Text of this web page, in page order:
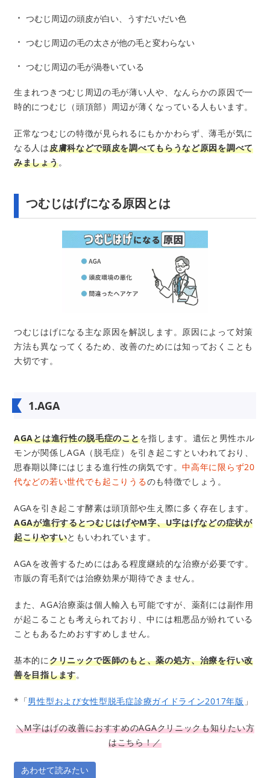
つむじ周辺の頭皮が白い、うすだいだい色
つむじ周辺の毛の太さが他の毛と変わらない
つむじ周辺の毛が渦巻いている
生まれつきつむじ周辺の毛が薄い人や、なんらかの原因で一
時的につむじ（頭頂部）周辺が薄くなっている人もいます。
正常なつむじの特徴が見られるにもかかわらず、薄毛が気に
なる人は皮膚科などで頭皮を調べてもらうなど原因を調べて
みましょう。
つむじはげになる原因とは
つむじはげになる主な原因を解説します。原因によって対策
方法も異なってくるため、改善のためには知っておくことも
大切です。
1.AGA
AGAとは進行性の脱毛症のことを指します。遺伝と男性ホル
モンが関係しAGA（脱毛症）を引き起こすといわれており、
思春期以降にはじまる進行性の病気です。中高年に限らず20
代などの若い世代でも起こりうるのも特徴でしょう。
AGAを引き起こす酵素は頭頂部や生え際に多く存在します。
AGAが進行するとつむじはげやM字、U字はげなどの症状が
起こりやすいともいわれています。
AGAを改善するためにはある程度継続的な治療が必要です。
市販の育毛剤では治療効果が期待できません。
また、AGA治療薬は個人輸入も可能ですが、薬剤には副作用
が起こることも考えられており、中には粗悪品が紛れている
こともあるためおすすめしません。
基本的にクリニックで医師のもと、薬の処方、治療を行い改
善を目指します。
*「男性型および女性型脱毛症診療ガイドライン2017年版 」
＼M字はげの改善におすすめのAGAクリニックも知りたい方
はこちら！／
あわせて読みたい